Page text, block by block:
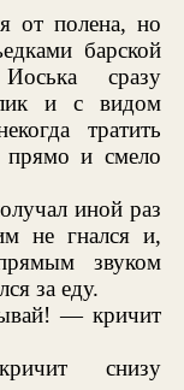
от полена, но
барской
сразу
и с видом
тратить
прямо и смело
иной раз
не гнался и,
звуком
за еду.
— кричит
снизу